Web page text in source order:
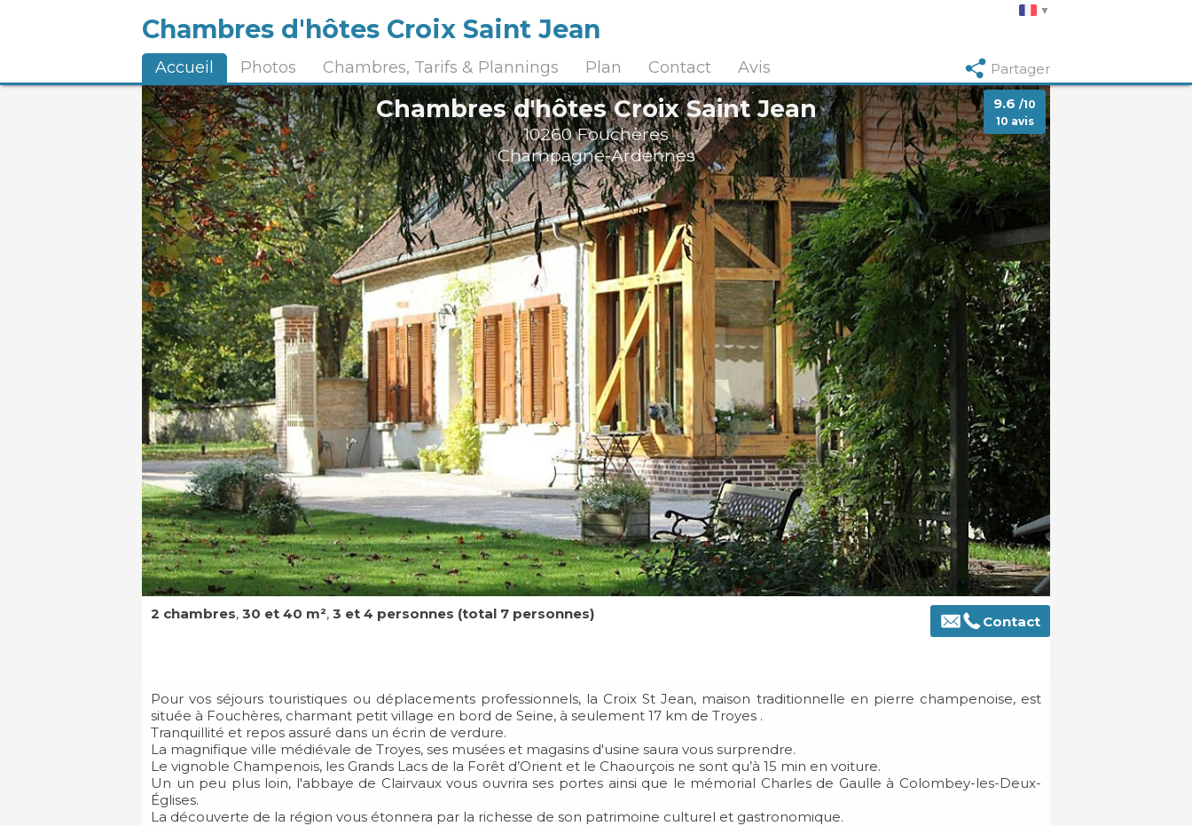
Chambres d'hôtes Croix Saint Jean
Partager
Accueil Photos Chambres, Tarifs & Plannings Plan Contact Avis
Chambres d'hôtes Croix Saint Jean
10260 Fouchères
Champagne-Ardennes
9.6 /10
10 avis
Contact
2 chambres, 30 et 40 m², 3 et 4 personnes (total 7 personnes)
Pour vos séjours touristiques ou déplacements professionnels, la Croix St Jean, maison traditionnelle en pierre champenoise, est
située à Fouchères, charmant petit village en bord de Seine, à seulement 17 km de Troyes .
Tranquillité et repos assuré dans un écrin de verdure.
La magnifique ville médiévale de Troyes, ses musées et magasins d'usine saura vous surprendre.
Le vignoble Champenois, les Grands Lacs de la Forêt d’Orient et le Chaourçois ne sont qu’à 15 min en voiture.
Un un peu plus loin, l'abbaye de Clairvaux vous ouvrira ses portes ainsi que le mémorial Charles de Gaulle à Colombey-les-Deux-
Églises.
La découverte de la région vous étonnera par la richesse de son patrimoine culturel et gastronomique.